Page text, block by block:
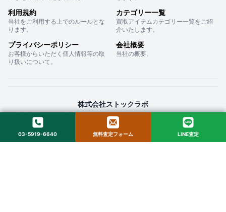
利用規約
当社をご利用する上でのルールとな
ります。
カテゴリー一覧
買取アイテムカテゴリー一覧をご紹
介いたします。
プライバシーポリシー
お客様からいただく個人情報等の取
り扱いについて。
会社概要
当社の概要。
株式会社ストックラボ
〒160-0022 東京都新宿区新宿２丁目１２−１６ セントフォービル ２０３
© 2025 StockLab. All Rights Reserved.
03-5919-6640 無料査定フォーム LINE査定